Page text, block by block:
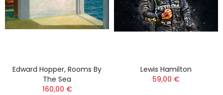
Edward Hopper, Rooms By
The Sea
160,00 €
Lewis Hamilton
59,00 €